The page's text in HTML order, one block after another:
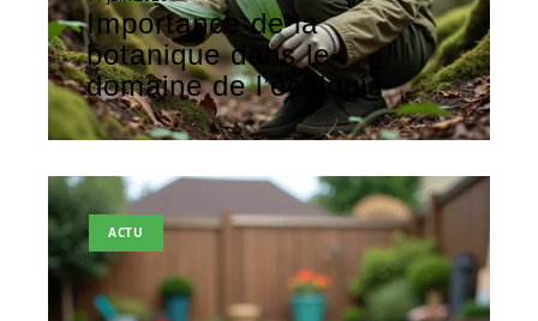
Importance de la
botanique dans le
domaine de l’écologie
ACTU